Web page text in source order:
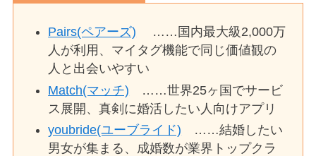
Pairs(ペアーズ) ……国内最大級2,000万
人が利用、マイタグ機能で同じ価値観の
人と出会いやすい
Match(マッチ) ……世界25ヶ国でサービ
ス展開、真剣に婚活したい人向けアプリ
youbride(ユーブライド) ……結婚したい
男女が集まる、成婚数が業界トップクラ